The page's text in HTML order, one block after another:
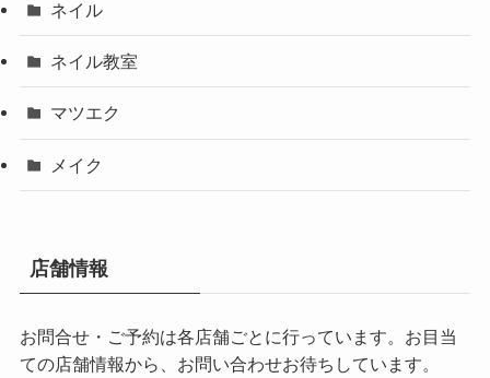
ネイル
ネイル教室
マツエク
メイク
店舗情報
お問合せ・ご予約は各店舗ごとに行っています。お目当
ての店舗情報から、お問い合わせお待ちしています。